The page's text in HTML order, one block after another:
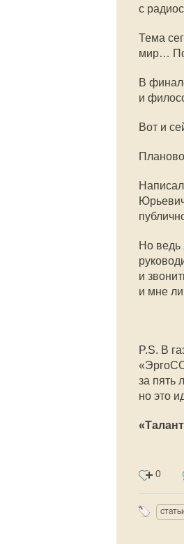
с
Тема
мир…
В
и
Вот и
Но ведь
и
и мне
P.S. В
за пять
но это
0